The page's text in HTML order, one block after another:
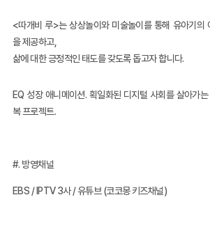
<따개비 루>는 상상놀이와 미술놀이를 통해 유아기의
을 제공하고,
삶에 대한 긍정적인 태도를 갖도록 돕고자 합니다.
EQ 성장 애니메이션. 획일화된 디지털 사회를 살아가
복 프로젝트.
#. 방영채널
EBS / IPTV 3사 / 유튜브 (코코몽 키즈채널)